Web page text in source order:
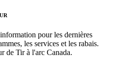
pour les dernières
les services et les rabais.
de Tir à l'arc Canada.